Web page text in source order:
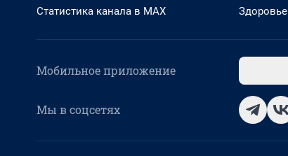
Статистика канала в MAX
Здоровье
Мобильное приложение
Мы в соцсетях